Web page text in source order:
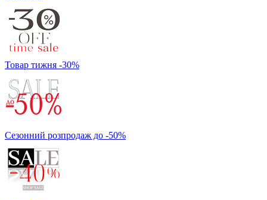
Товар тижня -30%
Сезонний розпродаж до -50%